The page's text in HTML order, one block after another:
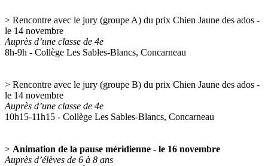
> Rencontre avec le jury (groupe A) du prix Chien Jaune des ados -
le 14 novembre
Auprès d’une classe de 4e
8h-9h - Collège Les Sables-Blancs, Concarneau
> Rencontre avec le jury (groupe B) du prix Chien Jaune des ados -
le 14 novembre
Auprès d’une classe de 4e
10h15-11h15 - Collège Les Sables-Blancs, Concarneau
> Animation de la pause méridienne - le 16 novembre
Auprès d’élèves de 6 à 8 ans